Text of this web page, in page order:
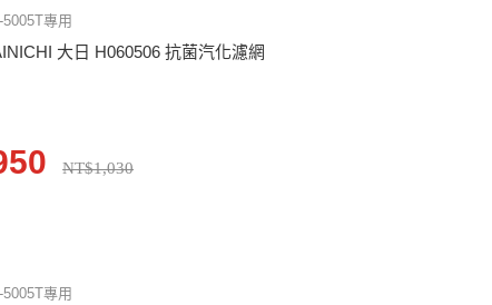
5005T專用
大日 H060506 抗菌汽化濾網
NT$1,030
5005T專用